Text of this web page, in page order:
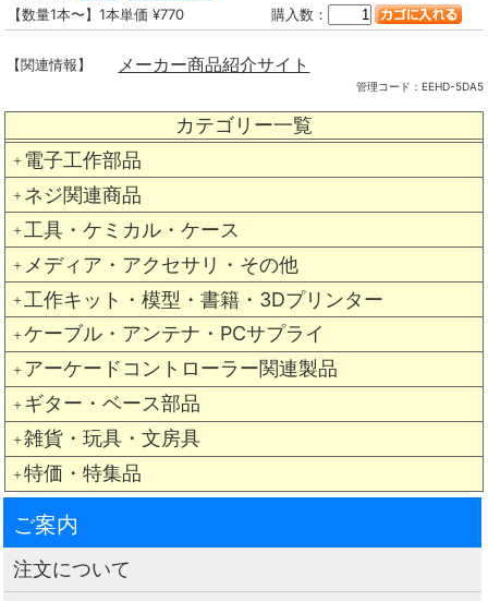
カテゴリー一覧
＋ 電子工作部品
＋ ネジ関連商品
＋ 工具・ケミカル・ケース
＋ メディア・アクセサリ・その他
＋ 工作キット・模型・書籍・3Dプリンター
＋ ケーブル・アンテナ・PCサプライ
＋ アーケードコントローラー関連製品
＋ ギター・ベース部品
＋ 雑貨・玩具・文房具
＋ 特価・特集品
【数量1本〜】1本単価 ¥770 購入数：
【関連情報】 メーカー商品紹介サイト
管理コード： EEHD-5DA5
ご案内
注文について